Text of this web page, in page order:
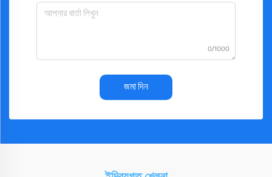
0/1000
জমা দিন